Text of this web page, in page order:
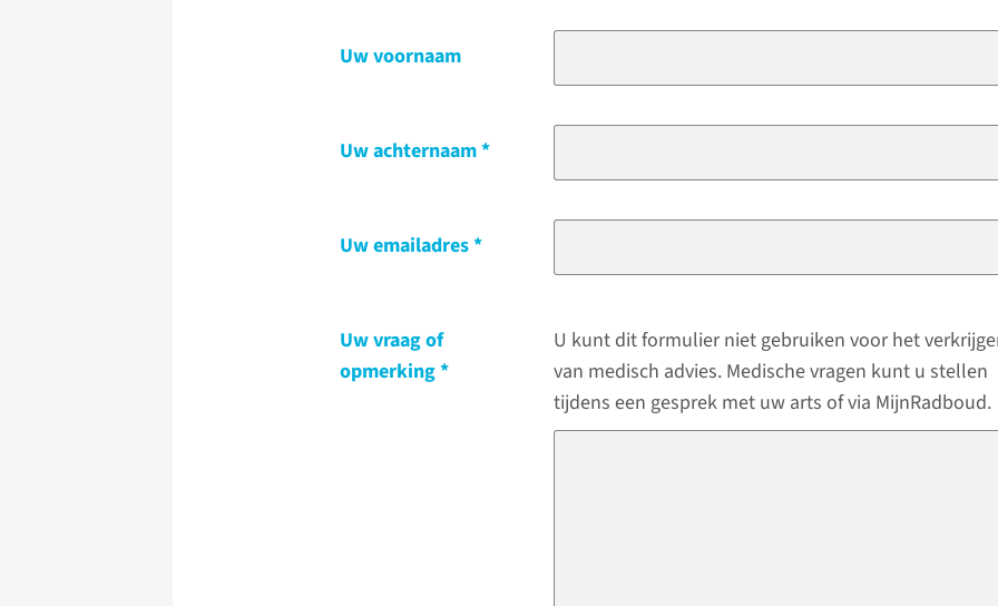
Uw voornaam
Uw achternaam
Uw emailadres
Uw vraag of
opmerking
U kunt dit formulier niet gebruiken voor het
van medisch advies. Medische vragen kunt u stellen
tijdens een gesprek met uw arts of via MijnRadboud.